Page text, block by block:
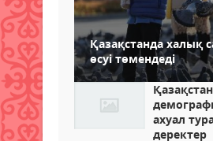
Қазақстанда халық
өсуі төмендеді
ахуал
деректер